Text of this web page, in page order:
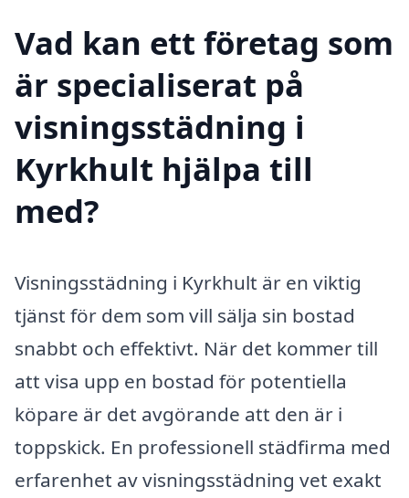
Vad kan ett företag som
är specialiserat på
visningsstädning i
Kyrkhult hjälpa till
med?
Visningsstädning i Kyrkhult är en viktig
tjänst för dem som vill sälja sin bostad
snabbt och effektivt. När det kommer till
att visa upp en bostad för potentiella
köpare är det avgörande att den är i
toppskick. En professionell städfirma med
erfarenhet av visningsstädning vet exakt